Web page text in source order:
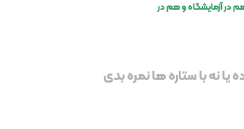
در آزمایشگاه و هم در
یا نه با ستاره ها نمره بدی